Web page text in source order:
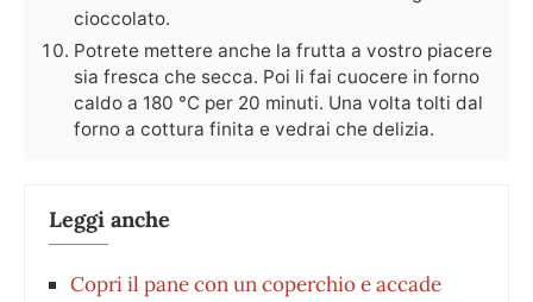
cioccolato.
Potrete mettere anche la frutta a vostro piacere
sia fresca che secca. Poi li fai cuocere in forno
caldo a 180 °C per 20 minuti. Una volta tolti dal
forno a cottura finita e vedrai che delizia.
Leggi anche
Copri il pane con un coperchio e accade